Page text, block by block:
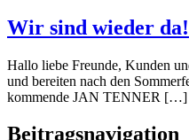
Wir sind wieder da!
Hallo liebe Freunde, Kunden
und bereiten nach den
kommende JAN TENNER […]
Beitragsnavigation